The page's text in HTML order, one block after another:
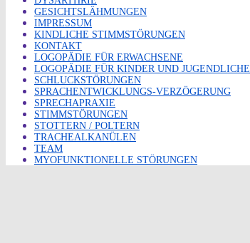
GESICHTSLÄHMUNGEN
IMPRESSUM
KINDLICHE STIMMSTÖRUNGEN
KONTAKT
LOGOPÄDIE FÜR ERWACHSENE
LOGOPÄDIE FÜR KINDER UND JUGENDLICHE
SCHLUCKSTÖRUNGEN
SPRACHENTWICKLUNGS-VERZÖGERUNG
SPRECHAPRAXIE
STIMMSTÖRUNGEN
STOTTERN / POLTERN
TRACHEALKANÜLEN
TEAM
MYOFUNKTIONELLE STÖRUNGEN